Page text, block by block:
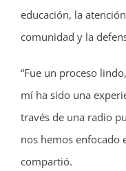
educación, la
comunidad y la
“Fue un proceso
mí ha sido una
través de una radio
nos hemos enfocado
compartió.